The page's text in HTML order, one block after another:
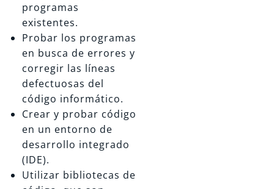
programas
existentes.
Probar los programas
en busca de errores y
corregir las líneas
defectuosas del
código informático.
Crear y probar código
en un entorno de
desarrollo integrado
(IDE).
Utilizar bibliotecas de